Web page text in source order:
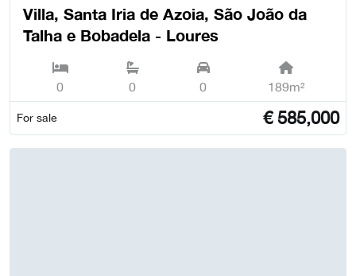
Villa, Santa Iria de Azoia, São João da
Talha e Bobadela - Loures
0 0 0 189m²
For sale €585,000